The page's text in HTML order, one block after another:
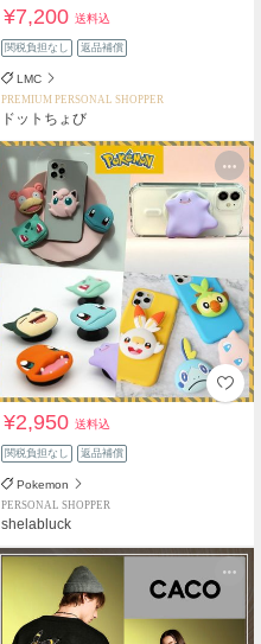
¥7,200送料込
関税負担なし 返品補償
LMC
PREMIUM PERSONAL SHOPPER
ドットちょび
¥2,950送料込
関税負担なし 返品補償
Pokemon
PERSONAL SHOPPER
shelabluck